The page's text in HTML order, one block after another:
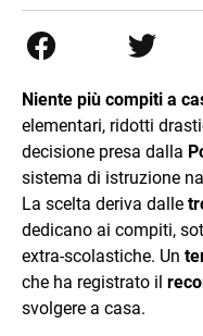
SITI
scolastico: un
esercizi online,
Ogni lezione è
della propria
affrontati dagli
anche quelli più
immediato e
della spiegazione
Niente più compiti a
elementari, ridotti
decisione presa dalla
sistema di istruzione
La scelta deriva dalle
dedicano ai compiti,
extra-scolastiche. Un
che ha registrato il
svolgere a casa.